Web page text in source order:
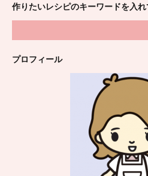
作りたいレシピのキーワードを入れ
プロフィール